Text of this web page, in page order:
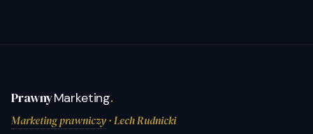
PrawnyMarketing.
Marketing prawniczy· Lech Rudnicki